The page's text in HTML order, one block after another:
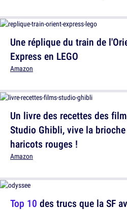
Un livre des recettes des
Studio Ghibli, vive la
haricots rouges !
Amazon
Une réplique du train de
Express en LEGO
Amazon
Top 10 des trucs que la SF